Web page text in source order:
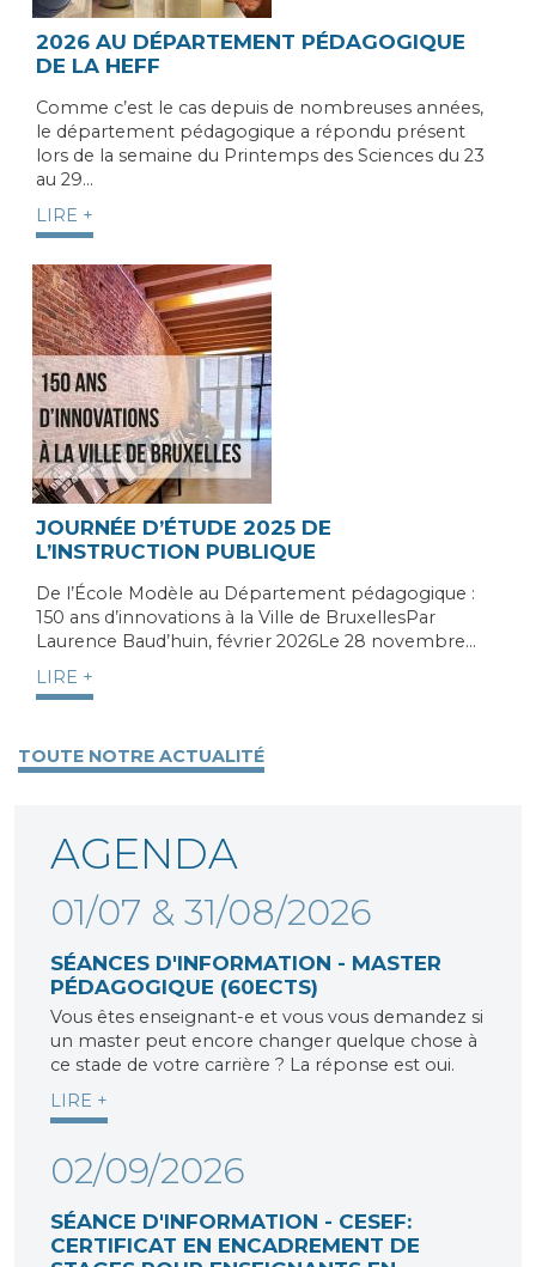
2026 AU DÉPARTEMENT PÉDAGOGIQUE
DE LA HEFF
Comme c’est le cas depuis de nombreuses années,
le département pédagogique a répondu présent
lors de la semaine du Printemps des Sciences du 23
au 29…
LIRE +
JOURNÉE D’ÉTUDE 2025 DE
L’INSTRUCTION PUBLIQUE
De l’École Modèle au Département pédagogique :
150 ans d’innovations à la Ville de BruxellesPar
Laurence Baud’huin, février 2026Le 28 novembre…
LIRE +
TOUTE NOTRE ACTUALITÉ
AGENDA
01/07 & 31/08/2026
SÉANCES D'INFORMATION - MASTER
PÉDAGOGIQUE (60ECTS)
Vous êtes enseignant-e et vous vous demandez si
un master peut encore changer quelque chose à
ce stade de votre carrière ? La réponse est oui.
LIRE +
02/09/2026
SÉANCE D'INFORMATION - CESEF:
CERTIFICAT EN ENCADREMENT DE